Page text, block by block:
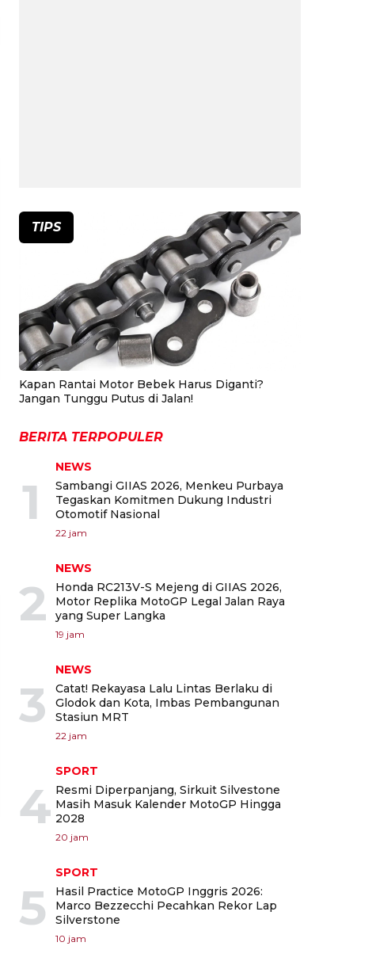
TIPS
Kapan Rantai Motor Bebek Harus Diganti?
Jangan Tunggu Putus di Jalan!
BERITA TERPOPULER
1
NEWS
Sambangi GIIAS 2026, Menkeu Purbaya
Tegaskan Komitmen Dukung Industri
Otomotif Nasional
22 jam
2
NEWS
Honda RC213V-S Mejeng di GIIAS 2026,
Motor Replika MotoGP Legal Jalan Raya
yang Super Langka
19 jam
3
NEWS
Catat! Rekayasa Lalu Lintas Berlaku di
Glodok dan Kota, Imbas Pembangunan
Stasiun MRT
22 jam
4
SPORT
Resmi Diperpanjang, Sirkuit Silvestone
Masih Masuk Kalender MotoGP Hingga
2028
20 jam
5
SPORT
Hasil Practice MotoGP Inggris 2026:
Marco Bezzecchi Pecahkan Rekor Lap
Silverstone
10 jam